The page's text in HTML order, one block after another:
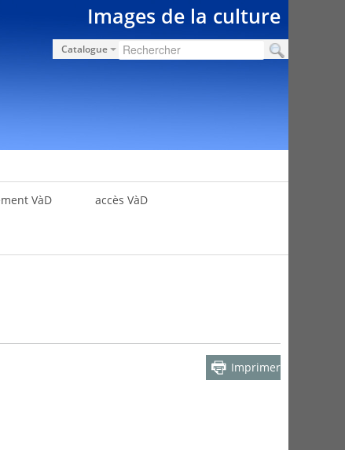
Images de la culture
Catalogue
VàD accès VàD
Imprimer